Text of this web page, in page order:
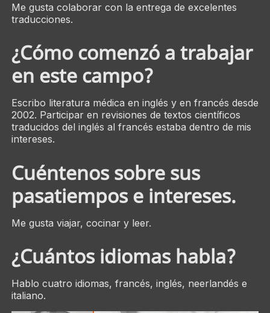
Me gusta colaborar con la entrega de excelentes
traducciones.
¿Cómo comenzó a trabajar
en este campo?
Escribo literatura médica en inglés y en francés desde
2002. Participar en revisiones de textos científicos
traducidos del inglés al francés estaba dentro de mis
intereses.
Cuéntenos sobre sus
pasatiempos e intereses.
Me gusta viajar, cocinar y leer.
¿Cuántos idiomas habla?
Hablo cuatro idiomas, francés, inglés, neerlandés e
italiano.